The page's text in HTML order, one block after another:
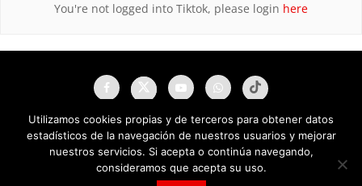
You're not logged into Tiktok, please login here
Utilizamos cookies propias y de terceros para obtener datos
estadísticos de la navegación de nuestros usuarios y mejorar
nuestros servicios. Si acepta o continúa navegando,
consideramos que acepta su uso.